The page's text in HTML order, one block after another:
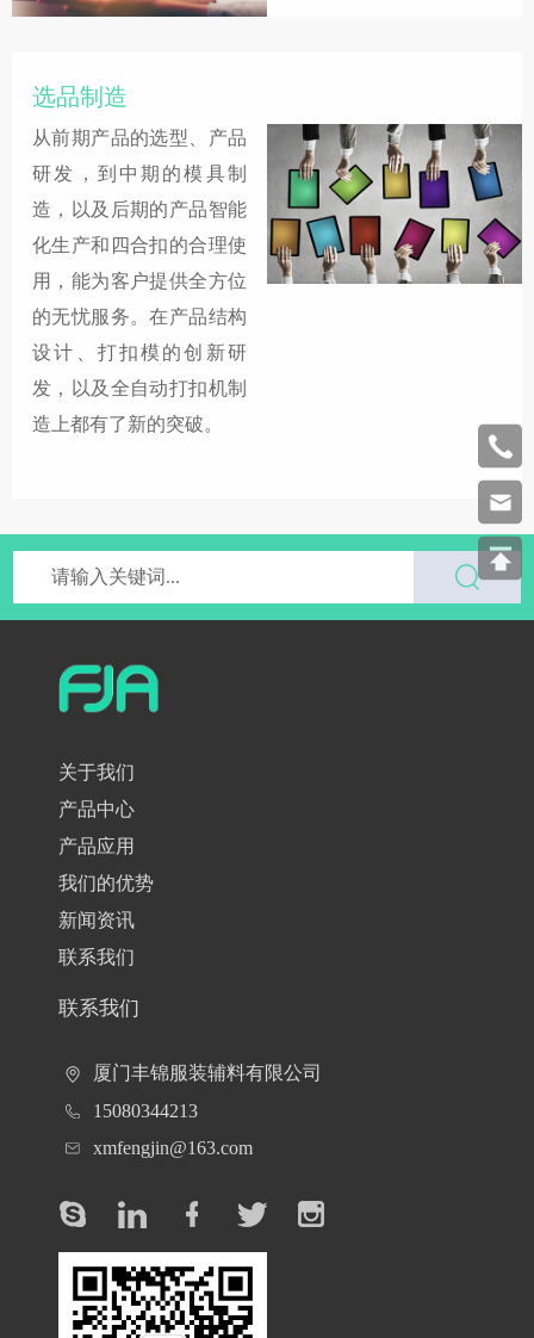
选品制造
从前期产品的选型、产品
研发，到中期的模具制
造，以及后期的产品智能
化生产和四合扣的合理使
用，能为客户提供全方位
的无忧服务。在产品结构
设计、打扣模的创新研
发，以及全自动打扣机制
造上都有了新的突破。
关于我们
产品中心
产品应用
我们的优势
新闻资讯
联系我们
联系我们
厦门丰锦服装辅料有限公司
15080344213
xmfengjin@163.com